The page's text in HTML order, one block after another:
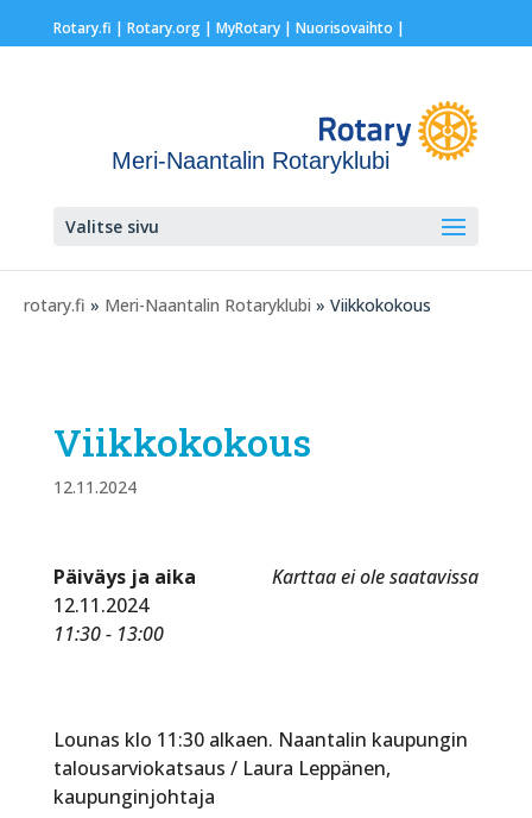
Rotary.fi | Rotary.org| MyRotary | Nuorisovaihto |
Meri-Naantalin Rotaryklubi
Valitse sivu
rotary.fi » Meri-Naantalin Rotaryklubi » Viikkokokous
Viikkokokous
12.11.2024
Karttaa ei ole saatavissa
Päiväys ja aika
12.11.2024
11:30 - 13:00
Lounas klo 11:30 alkaen. Naantalin kaupungin
talousarviokatsaus / Laura Leppänen,
kaupunginjohtaja